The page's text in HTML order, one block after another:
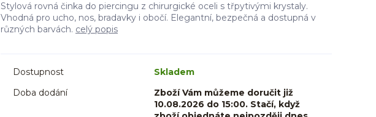
Stylová rovná činka do piercingu z chirurgické oceli s třpytivými krystaly.
Vhodná pro ucho, nos, bradavky i obočí. Elegantní, bezpečná a dostupná v
různých barvách. celý popis
Dostupnost
Skladem
Doba dodání
Zboží Vám můžeme doručit již
10.08.2026 do 15:00. Stačí, když